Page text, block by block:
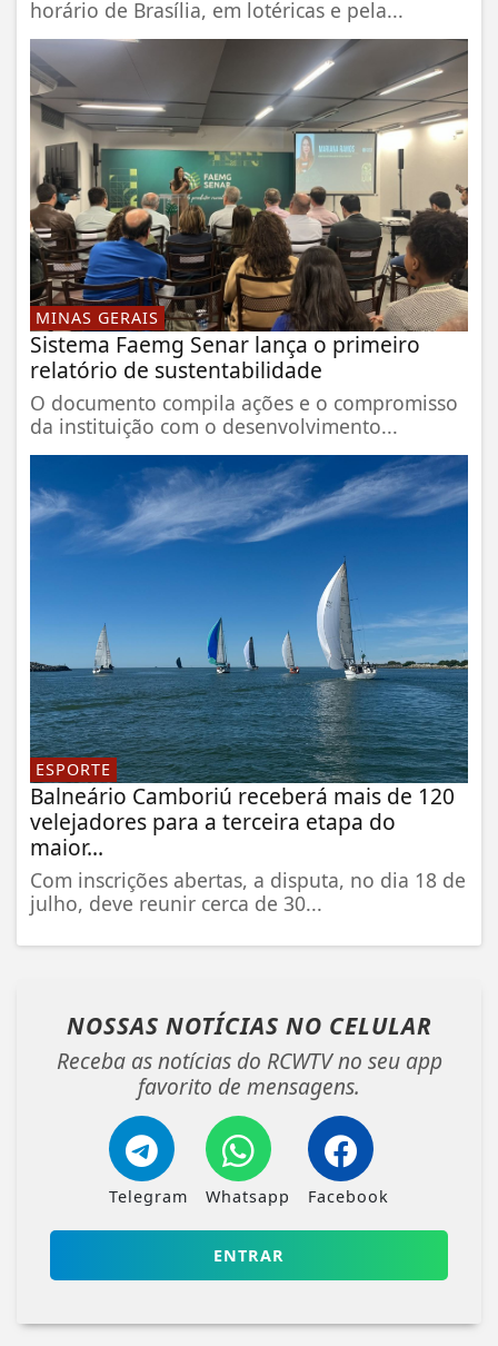
horário de Brasília, em lotéricas e pela...
MINAS GERAIS
Sistema Faemg Senar lança o primeiro
relatório de sustentabilidade
O documento compila ações e o compromisso
da instituição com o desenvolvimento...
ESPORTE
Balneário Camboriú receberá mais de 120
velejadores para a terceira etapa do
maior...
Com inscrições abertas, a disputa, no dia 18 de
julho, deve reunir cerca de 30...
NOSSAS NOTÍCIAS NO CELULAR
Receba as notícias do RCWTV no seu app
favorito de mensagens.
Telegram Whatsapp Facebook
ENTRAR